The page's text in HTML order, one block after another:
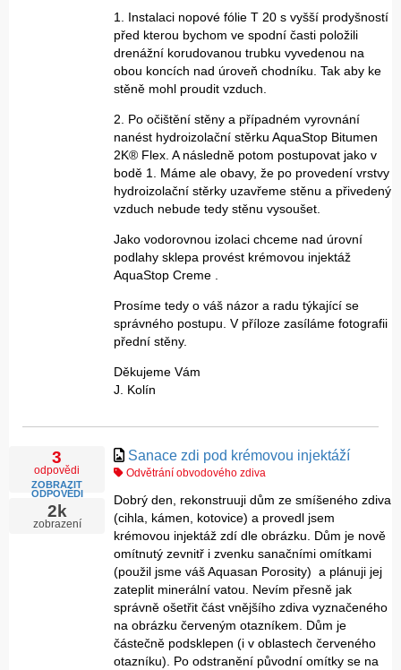
1. Instalaci nopové fólie T 20 s vyšší prodyšností
před kterou bychom ve spodní časti položili
drenážní korudovanou trubku vyvedenou na
obou koncích nad úroveň chodníku. Tak aby ke
stěně mohl proudit vzduch.
2. Po očištění stěny a případném vyrovnání
nanést hydroizolační stěrku AquaStop Bitumen
2K® Flex. A následně potom postupovat jako v
bodě 1. Máme ale obavy, že po provedení vrstvy
hydroizolační stěrky uzavřeme stěnu a přivedený
vzduch nebude tedy stěnu vysoušet.
Jako vodorovnou izolaci chceme nad úrovní
podlahy sklepa provést krémovou injektáž
AquaStop Creme .
Prosíme tedy o váš názor a radu týkající se
správného postupu. V příloze zasíláme fotografii
přední stěny.
Děkujeme Vám
J. Kolín
3
odpovědi
ZOBRAZIT
ODPOVĚDI
2k
zobrazení
Sanace zdi pod krémovou injektáží
Odvětrání obvodového zdiva
Dobrý den, rekonstruuji dům ze smíšeného zdiva
(cihla, kámen, kotovice) a provedl jsem
krémovou injektáž zdí dle obrázku. Dům je nově
omítnutý zevnitř i zvenku sanačními omítkami
(použil jsme váš Aquasan Porosity) a plánuji jej
zateplit minerální vatou. Nevím přesně jak
správně ošetřit část vnějšího zdiva vyznačeného
na obrázku červeným otazníkem. Dům je
částečně podsklepen (i v oblastech červeného
otazníku). Po odstranění původní omítky se na